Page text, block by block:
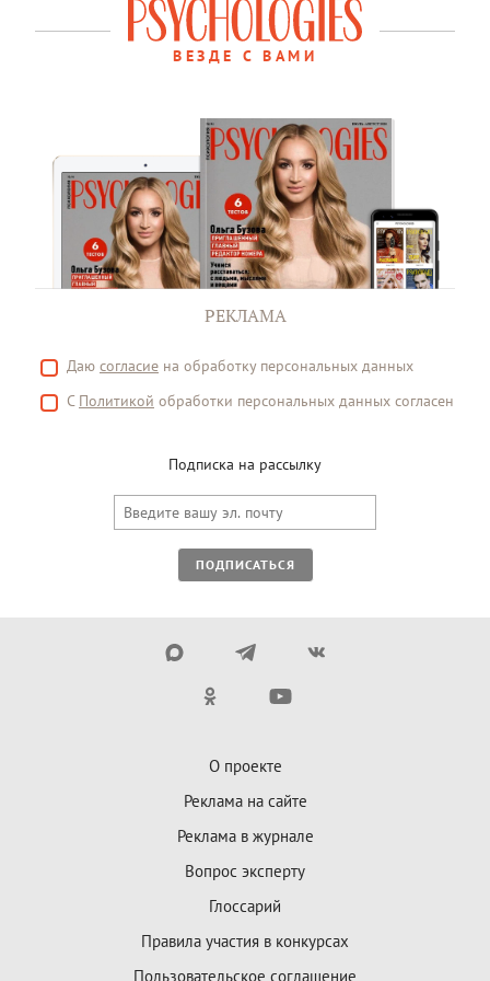
ВЕЗДЕ С ВАМИ
РЕКЛАМА
Даю согласие на обработку персональных данных
С Политикой обработки персональных данных согласен
Подписка на рассылку
ПОДПИСАТЬСЯ
О проекте
Реклама на сайте
Реклама в журнале
Вопрос эксперту
Глоссарий
Правила участия в конкурсах
Пользовательское соглашение